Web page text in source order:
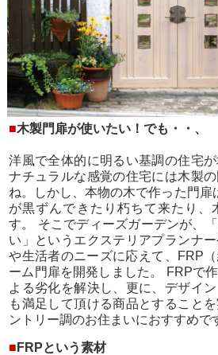
■木製門扉が使いたい！でも・・、
洋風で全体的に明るい基調の住宅
ナチュラルな感覚の住宅には木製
ね。しかし、本物の木で作った門扉
が黒ずんできたり朽ちて来たり、
す。 そこでディーズガーデンが、
い」というエクステリアプランナ
や生活者のニーズに応えて、FRP
ーム門扉を開発しました。 FRPで
よる劣化を解決し、更に、デザイ
も満足して頂ける商品とすること
ントリー調のお住まいにおすすめで
■ FRPという素材